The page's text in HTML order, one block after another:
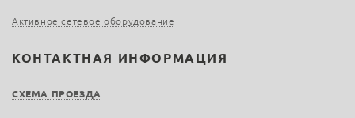
Активное сетевое оборудование
КОНТАКТНАЯ ИНФОРМАЦИЯ
СХЕМА ПРОЕЗДА